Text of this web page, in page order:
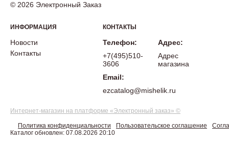
© 2026 Электронный Заказ
ИНФОРМАЦИЯ
Новости
Контакты
КОНТАКТЫ
Телефон:
+7(495)510-
3606
Email:
ezcatalog@mishelik.ru
Адрес:
Адрес
магазина
Интернет-магазин на платформе «Электронный заказ» ©
Политика конфиденциальности Пользовательское соглашение
Каталог обновлен: 07.08.2026 20:10